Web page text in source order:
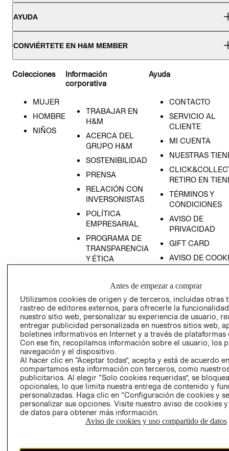
AYUDA
CONVIÉRTETE EN H&M MEMBER
Colecciones
MUJER
HOMBRE
NIÑOS
Información
corporativa
TRABAJAR EN
H&M
ACERCA DEL
GRUPO H&M
SOSTENIBILIDAD
PRENSA
RELACIÓN CON
INVERSONISTAS
POLÍTICA
EMPRESARIAL
PROGRAMA DE
TRANSPARENCIA
Y ÉTICA
PROGRAMA DE
Y ÉTICA (INGLÉS)
Ayuda
CONTACTO
SERVICIO AL
CLIENTE
MI CUENTA
NUESTRAS
RETIRO EN
TÉRMINOS Y
CONDICIONES
AVISO DE
PRIVACIDAD
GIFT CARD
AVISO DE
COMERCIO - SIC
PETICIONES
QUEJAS Y
RECLAMOS
Colombia ($)
CAMBIAR REGIÓN
Antes de empezar a comprar
Utilizamos cookies de origen y de terceros, incluidas otras
rastreo de editores externos, para ofrecerle la
nuestro sitio web, personalizar su experiencia de usuario,
entregar publicidad personalizada en nuestros sitios web,
boletines informativos en Internet y a través de plataformas
Con ese fin, recopilamos información sobre el usuario, los
navegación y el dispositivo.
Al hacer clic en “Aceptar todas”, acepta y está de acuerdo
compartamos esta información con terceros, como
publicitarios. Al elegir “Solo cookies requeridas”, se
opcionales, lo que limita nuestra entrega de contenido y
personalizadas. Haga clic en “Configuración de cookies y
personalizar sus opciones. Visite nuestro aviso de cookies
de datos para obtener más información.
Aviso de cookies y uso compartido de datos